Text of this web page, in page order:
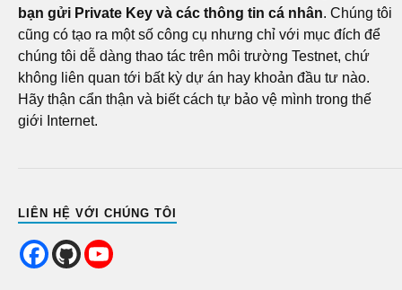
bạn gửi Private Key và các thông tin cá nhân. Chúng tôi
cũng có tạo ra một số công cụ nhưng chỉ với mục đích để
chúng tôi dễ dàng thao tác trên môi trường Testnet, chứ
không liên quan tới bất kỳ dự án hay khoản đầu tư nào.
Hãy thận cẩn thận và biết cách tự bảo vệ mình trong thế
giới Internet.
LIÊN HỆ VỚI CHÚNG TÔI